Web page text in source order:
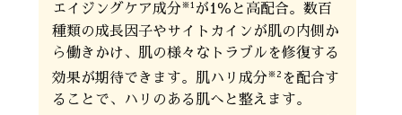
エイジングケア成分 ※1 が1％と高配合。数百
種類の成長因子やサイトカインが肌の内側か
ら働きかけ、肌の様々なトラブルを修復する
効果が期待できます。肌ハリ成分 ※2 を配合す
ることで、ハリのある肌へと整えます。